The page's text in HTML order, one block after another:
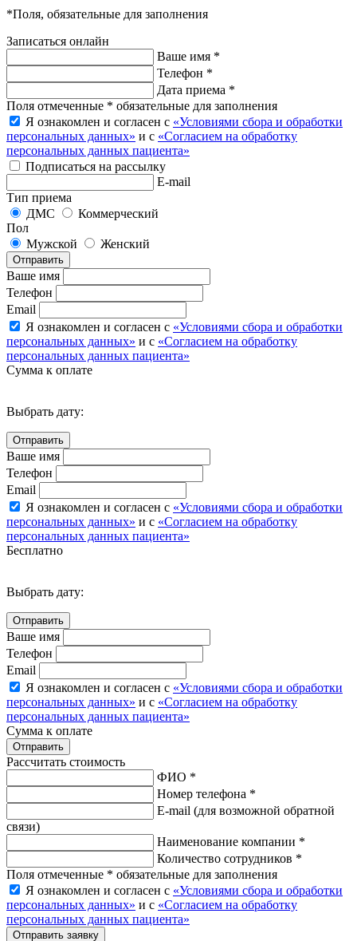
*Поля, обязательные для заполнения
Записаться онлайн
Ваше имя *
Телефон *
Дата приема *
Поля отмеченные * обязательные для заполнения
Я ознакомлен и согласен с «Условиями сбора и обработки
персональных данных» и с «Согласием на обработку
персональных данных пациента»
Подписаться на рассылку
E-mail
Тип приема
ДМС
Коммерческий
Пол
Мужской
Женский
Отправить
Ваше имя
Телефон
Email
Я ознакомлен и согласен с «Условиями сбора и обработки
персональных данных» и с «Согласием на обработку
персональных данных пациента»
Сумма к оплате
Выбрать дату:
Ваше имя
Телефон
Email
Я ознакомлен и согласен с «Условиями сбора и обработки
персональных данных» и с «Согласием на обработку
персональных данных пациента»
Бесплатно
Выбрать дату:
Ваше имя
Телефон
Email
Я ознакомлен и согласен с «Условиями сбора и обработки
персональных данных» и с «Согласием на обработку
персональных данных пациента»
Сумма к оплате
Рассчитать стоимость
ФИО *
Номер телефона *
E-mail (для возможной обратной
связи)
Наименование компании *
Количество сотрудников *
Поля отмеченные * обязательные для заполнения
Я ознакомлен и согласен с «Условиями сбора и обработки
персональных данных» и с «Согласием на обработку
персональных данных пациента»
Отправить заявку